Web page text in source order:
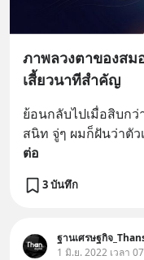
ภาพลวงตาของสม
เสี้ยวนาทีสำคัญ
ย้อนกลับไปเมื่อสิบก
สนิท จู่ๆ ผมก็ฝันว่าตัว
ต่อ
3 บันทึก
ฐานเศรษฐกิจ
1 มิ.ย. 2022 เวลา